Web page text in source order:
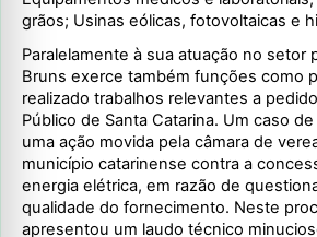
grãos; Usinas eólicas, fotovoltaicas e
Paralelamente à sua atuação no setor
Bruns exerce também funções como
realizado trabalhos relevantes a
Público de Santa Catarina. Um caso
uma ação movida pela câmara de
município catarinense contra a
energia elétrica, em razão de
qualidade do fornecimento. Neste
apresentou um laudo técnico